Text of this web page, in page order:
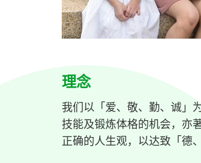
理念
我们以「爱、敬、勤、诚」
技能及锻炼体格的机会，亦
正确的人生观，以达致「德